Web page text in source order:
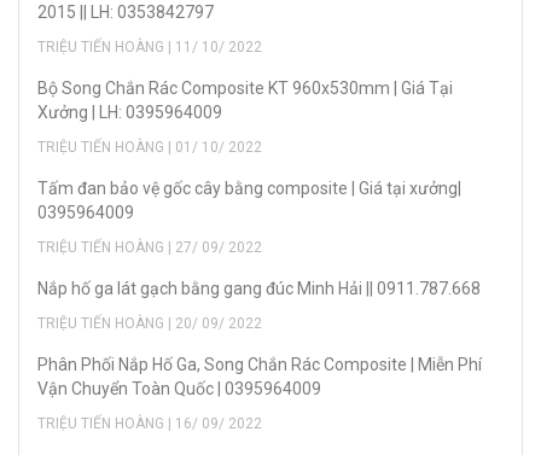
2015 || LH: 0353842797
TRIỆU TIẾN HOÀNG | 11/ 10/ 2022
Bộ Song Chắn Rác Composite KT 960x530mm | Giá Tại
Xưởng | LH: 0395964009
TRIỆU TIẾN HOÀNG | 01/ 10/ 2022
Tấm đan bảo vệ gốc cây bằng composite | Giá tại xưởng|
0395964009
TRIỆU TIẾN HOÀNG | 27/ 09/ 2022
Nắp hố ga lát gạch bằng gang đúc Minh Hải || 0911.787.668
TRIỆU TIẾN HOÀNG | 20/ 09/ 2022
Phân Phối Nắp Hố Ga, Song Chắn Rác Composite | Miễn Phí
Vận Chuyển Toàn Quốc | 0395964009
TRIỆU TIẾN HOÀNG | 16/ 09/ 2022